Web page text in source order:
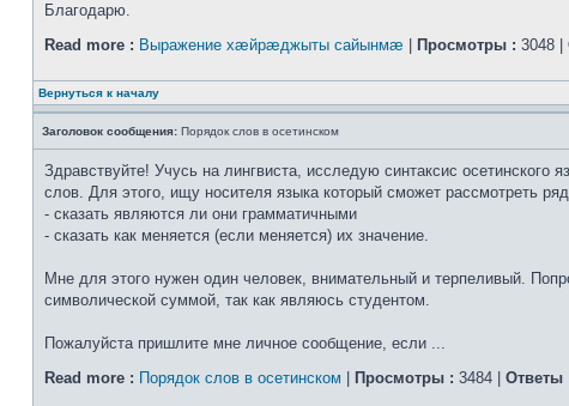
Благодарю.
Read more : Выражение хæйрæджыты сайынмæ Просмотры : 3048 |
Вернуться к началу
Заголовок сообщения: Порядок слов в осетинском
Здравствуйте! Учусь на лингвиста, исследую синтаксис
слов. Для этого, ищу носителя языка который сможет рассмотреть
- сказать являются ли они грамматичными
- сказать как меняется (если меняется) их значение.
Мне для этого нужен один человек, внимательный и терпеливый.
символической суммой, так как являюсь студентом.
Пожалуйста пришлите мне личное сообщение, если ...
Read more : Порядок слов в осетинском Просмотры : 3484 | Ответы